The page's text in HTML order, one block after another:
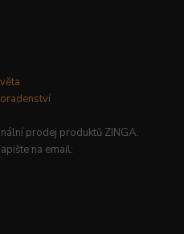
prodej produktů ZINGA.
na email: